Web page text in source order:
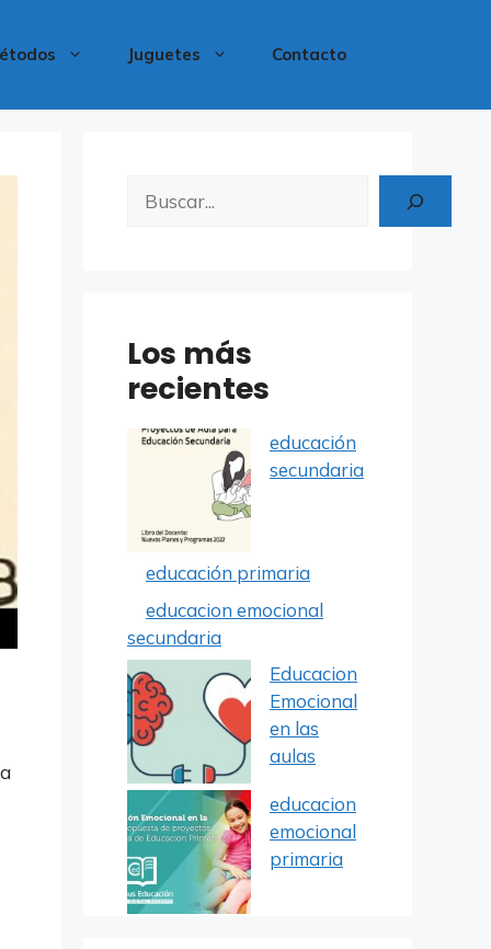
Juguetes Contacto
Los más
recientes
educación
secundaria
educación primaria
educacion emocional
secundaria
Educacion
Emocional
en las
aulas
educacion
emocional
primaria